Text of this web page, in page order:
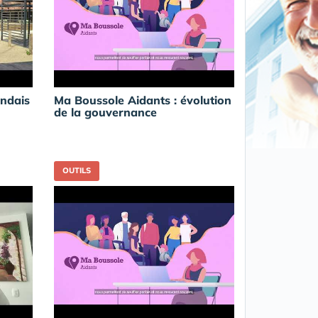
Ma Boussole Aidants : évolution
de la gouvernance
OUTILS